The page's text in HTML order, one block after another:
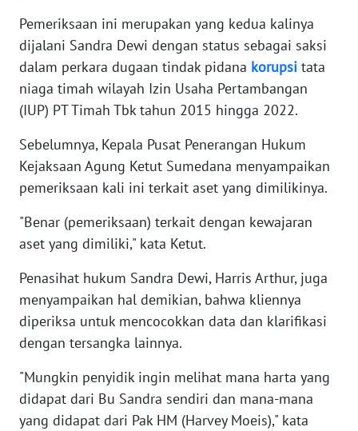
Pemeriksaan ini merupakan yang kedua kalinya
dijalani Sandra Dewi dengan status sebagai saksi
dalam perkara dugaan tindak pidana korupsi tata
niaga timah wilayah Izin Usaha Pertambangan
(IUP) PT Timah Tbk tahun 2015 hingga 2022.
Sebelumnya, Kepala Pusat Penerangan Hukum
Kejaksaan Agung Ketut Sumedana menyampaikan
pemeriksaan kali ini terkait aset yang dimilikinya.
"Benar (pemeriksaan) terkait dengan kewajaran
aset yang dimiliki," kata Ketut.
Penasihat hukum Sandra Dewi, Harris Arthur, juga
menyampaikan hal demikian, bahwa kliennya
diperiksa untuk mencocokkan data dan klarifikasi
dengan tersangka lainnya.
"Mungkin penyidik ingin melihat mana harta yang
didapat dari Bu Sandra sendiri dan mana-mana
yang didapat dari Pak HM (Harvey Moeis)," kata
WN
JAKARTA
WN
WN
BANTEN
WN
NTT
WN
KEPRI
WN
WN
PAPUA